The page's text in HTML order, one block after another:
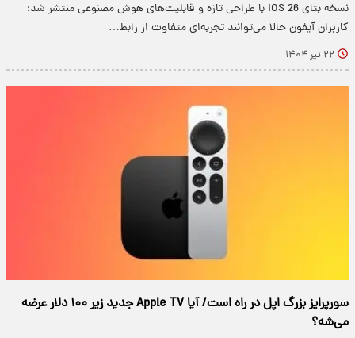
نسخه بتای iOS 26 با طراحی تازه و قابلیت‌های هوش مصنوعی منتشر شد؛
کاربران آیفون حالا می‌توانند تجربه‌ای متفاوت از رابط…
۲۲ تیر ۱۴۰۴
سورپرایز بزرگ اپل در راه است/ آیا Apple TV جدید زیر ۱۰۰ دلار عرضه
می‌شه؟